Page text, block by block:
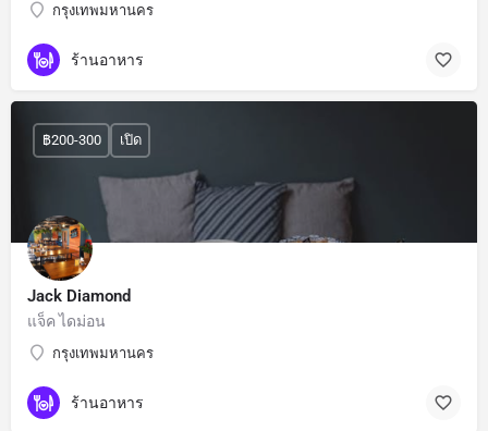
กรุงเทพมหานคร
ร้านอาหาร
Jack Diamond
แจ็ค ไดม่อน
กรุงเทพมหานคร
฿200-300 เปิด
ร้านอาหาร